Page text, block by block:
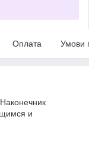
Оплата Умови
и